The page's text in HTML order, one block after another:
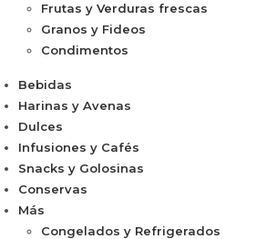
Frutas y Verduras frescas
Granos y Fideos
Condimentos
Bebidas
Harinas y Avenas
Dulces
Infusiones y Cafés
Snacks y Golosinas
Conservas
Más
Congelados y Refrigerados